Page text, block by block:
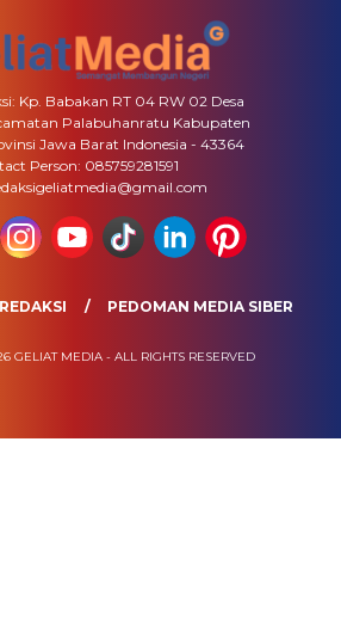
Kp. Babakan RT 04 RW 02 Desa
Palabuhanratu Kabupaten
Jawa Barat Indonesia - 43364
Person: 085759281591
REDAKSI PEDOMAN MEDIA SIBER
GELIAT MEDIA - ALL RIGHTS RESERVED